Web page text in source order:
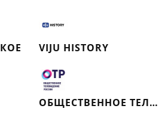
VIJU HISTORY
ОБЩЕСТВЕННОЕ ТЕЛЕВИДЕНИЕ РОССИИ